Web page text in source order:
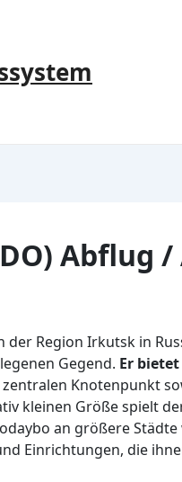
Abflug
der Region Irkutsk in
Gegend. Er
zentralen Knotenpunkt
kleinen Größe spielt
an größere
Einrichtungen, die